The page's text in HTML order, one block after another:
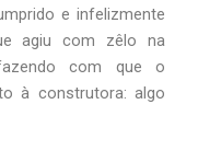
e infelizmente
agiu com zêlo na
com que o
à construtora: algo